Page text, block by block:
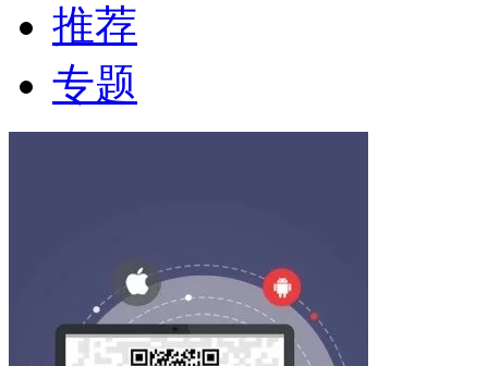
推荐
专题